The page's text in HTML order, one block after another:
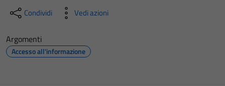
Condividi Vedi azioni
Argomenti
Accesso all'informazione